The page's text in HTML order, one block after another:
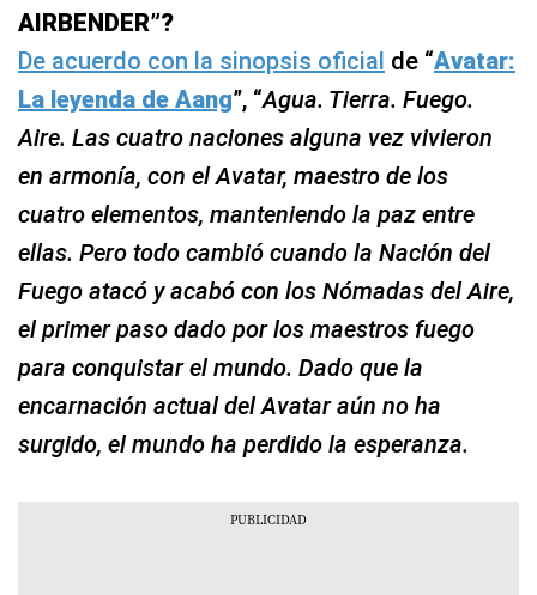
AIRBENDER”?
De acuerdo con la sinopsis oficial de “Avatar:
La leyenda de Aang”, “Agua. Tierra. Fuego.
Aire. Las cuatro naciones alguna vez vivieron
en armonía, con el Avatar, maestro de los
cuatro elementos, manteniendo la paz entre
ellas. Pero todo cambió cuando la Nación del
Fuego atacó y acabó con los Nómadas del Aire,
el primer paso dado por los maestros fuego
para conquistar el mundo. Dado que la
encarnación actual del Avatar aún no ha
surgido, el mundo ha perdido la esperanza.